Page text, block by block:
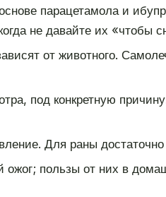
парацетамола и
не давайте их «чтобы
от животного.
под конкретную
Для раны
ожог; пользы от них в